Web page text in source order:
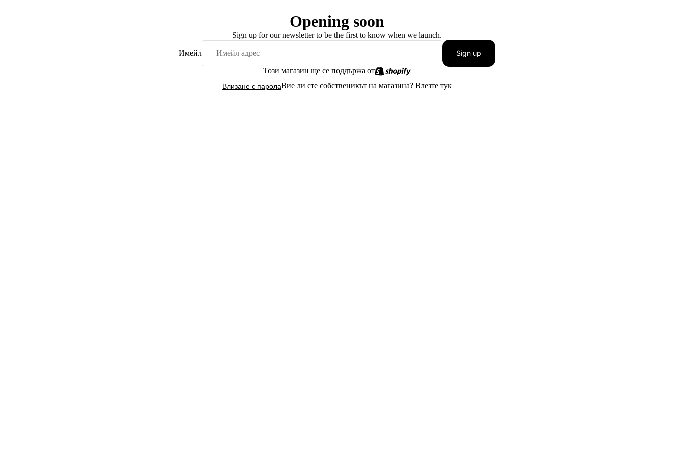
Opening soon
Sign up for our newsletter to be the first to know when we launch.
Имейл Sign up
Този магазин ще се поддържа от
Влизане с паролаВие ли сте собственикът на магазина? Влезте тук